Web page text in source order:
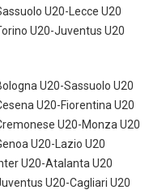
U20-Lecce U20
U20-Juventus U20
U20-Sassuolo U20
U20-Fiorentina U20
U20-Monza U20
U20-Lazio U20
U20-Atalanta U20
U20-Cagliari U20